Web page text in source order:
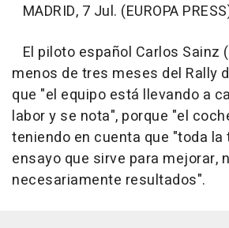
MADRID, 7 Jul. (EUROPA
El piloto español Carlos Sainz
menos de tres meses del Rally
que "el equipo está llevando a
labor y se nota", porque "el
teniendo en cuenta que "toda la
ensayo que sirve para mejorar,
necesariamente resultados".